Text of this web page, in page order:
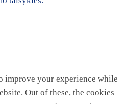
improve your experience while
Out of these, the cookies